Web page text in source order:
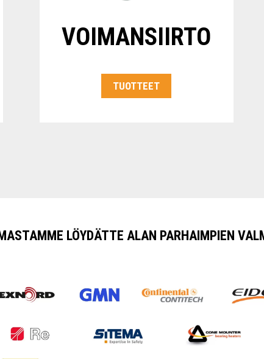
VOIMANSIIRTO
TUOTTEET
LÖYDÄTTE ALAN PARHAIMPIEN